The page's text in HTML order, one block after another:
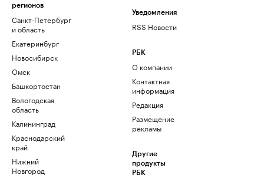
регионов
Санкт-Петербург
и область
Екатеринбург
Новосибирск
Омск
Башкортостан
Вологодская
область
Калининград
Краснодарский
край
Нижний
Новгород
Уведомления
RSS Новости
РБК
О компании
Контактная
информация
Редакция
Размещение
рекламы
Другие
продукты
РБК